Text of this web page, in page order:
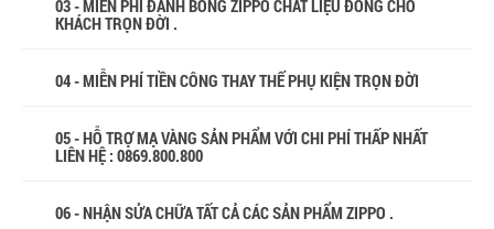
03 - MIỄN PHÍ ĐÁNH BÓNG ZIPPO CHẤT LIỆU ĐỒNG CHO
KHÁCH TRỌN ĐỜI .
04 - MIỄN PHÍ TIỀN CÔNG THAY THẾ PHỤ KIỆN TRỌN ĐỜI
05 - HỖ TRỢ MẠ VÀNG SẢN PHẨM VỚI CHI PHÍ THẤP NHẤT
LIÊN HỆ : 0869.800.800
06 - NHẬN SỬA CHỮA TẤT CẢ CÁC SẢN PHẨM ZIPPO .